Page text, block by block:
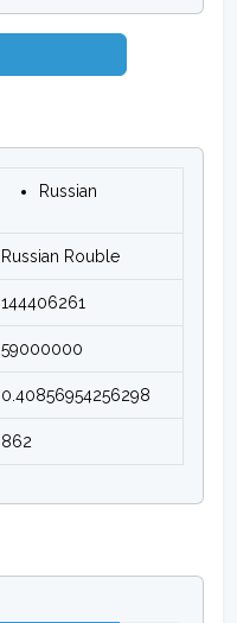
Russian
Russian Rouble
144406261
59000000
0.40856954256298
862